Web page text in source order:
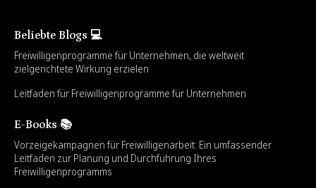
Beliebte Blogs 💻
Freiwilligenprogramme für Unternehmen, die weltweit
zielgerichtete Wirkung erzielen
Leitfaden für Freiwilligenprogramme für Unternehmen
E-Books 📚
Vorzeigekampagnen für Freiwilligenarbeit: Ein umfassender
Leitfaden zur Planung und Durchführung Ihres
Freiwilligenprogramms